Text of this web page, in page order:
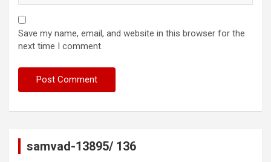
Save my name, email, and website in this browser for the
next time I comment.
samvad-13895/ 136